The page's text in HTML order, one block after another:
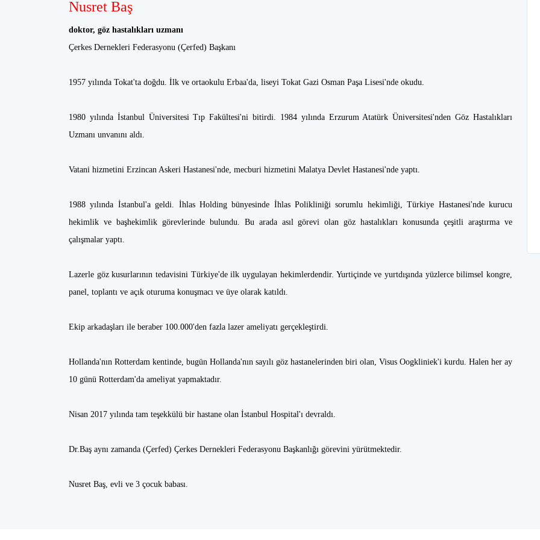
Nusret Baş
doktor, göz hastalıkları uzmanı
Çerkes Dernekleri Federasyonu (Çerfed) Başkanı
1957 yılında Tokat'ta doğdu. İlk ve ortaokulu Erbaa'da, liseyi Tokat Gazi Osman Paşa Lisesi'nde okudu.
1980 yılında İstanbul Üniversitesi Tıp Fakültesi'ni bitirdi. 1984 yılında Erzurum Atatürk Üniversitesi'nden Göz Hastalıkları
Uzmanı unvanını aldı.
Vatani hizmetini Erzincan Askeri Hastanesi'nde, mecburi hizmetini Malatya Devlet Hastanesi'nde yaptı.
1988 yılında İstanbul'a geldi. İhlas Holding bünyesinde İhlas Polikliniği sorumlu hekimliği, Türkiye Hastanesi'nde kurucu
hekimlik ve başhekimlik görevlerinde bulundu. Bu arada asıl görevi olan göz hastalıkları konusunda çeşitli araştırma ve
çalışmalar yaptı.
Lazerle göz kusurlarının tedavisini Türkiye'de ilk uygulayan hekimlerdendir. Yurtiçinde ve yurtdışında yüzlerce bilimsel kongre,
panel, toplantı ve açık oturuma konuşmacı ve üye olarak katıldı.
Ekip arkadaşları ile beraber 100.000'den fazla lazer ameliyatı gerçekleştirdi.
Hollanda'nın Rotterdam kentinde, bugün Hollanda'nın sayılı göz hastanelerinden biri olan, Visus Oogkliniek'i kurdu. Halen her ay
10 günü Rotterdam'da ameliyat yapmaktadır.
Nisan 2017 yılında tam teşekkülü bir hastane olan İstanbul Hospital'ı devraldı.
Dr.Baş aynı zamanda (Çerfed) Çerkes Dernekleri Federasyonu Başkanlığı görevini yürütmektedir.
Nusret Baş, evli ve 3 çocuk babası.